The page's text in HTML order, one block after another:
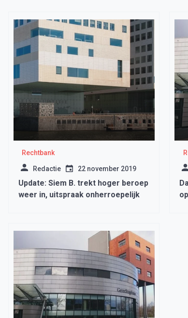
Rechtbank
Redactie 22 november 2019
Update: Siem B. trekt hoger beroep
weer in, uitspraak onherroepelijk